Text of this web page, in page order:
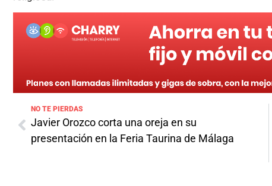
NO TE PIERDAS
Javier Orozco corta una oreja en su
presentación en la Feria Taurina de Málaga